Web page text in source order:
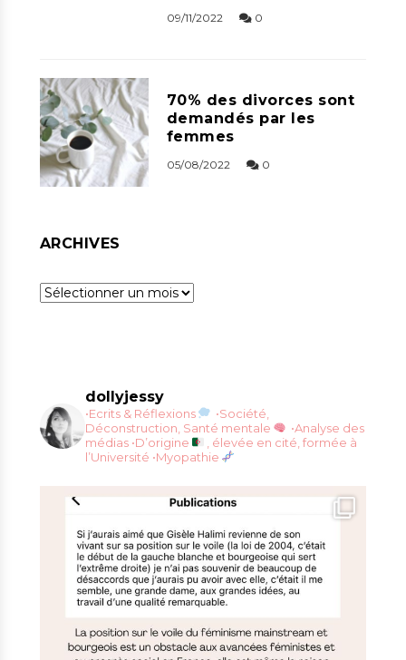
09/11/2022 0
70% des divorces sont
demandés par les
femmes
05/08/2022 0
ARCHIVES
Archives
dollyjessy
•Ecrits & Réflexions
•Société,
Déconstruction, Santé mentale
•Analyse des
médias •D’origine
, élevée en cité, formée à
l’Université •Myopathie